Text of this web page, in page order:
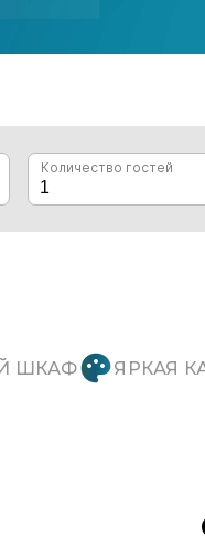
ШКАФ ЯРКАЯ